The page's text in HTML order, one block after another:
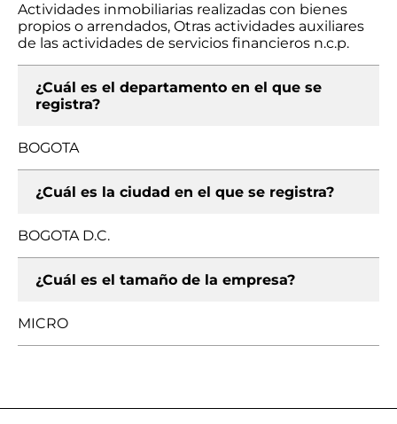
Actividades inmobiliarias realizadas con bienes
propios o arrendados, Otras actividades auxiliares
de las actividades de servicios financieros n.c.p.
¿Cuál es el departamento en el que se
registra?
BOGOTA
¿Cuál es la ciudad en el que se registra?
BOGOTA D.C.
¿Cuál es el tamaño de la empresa?
MICRO